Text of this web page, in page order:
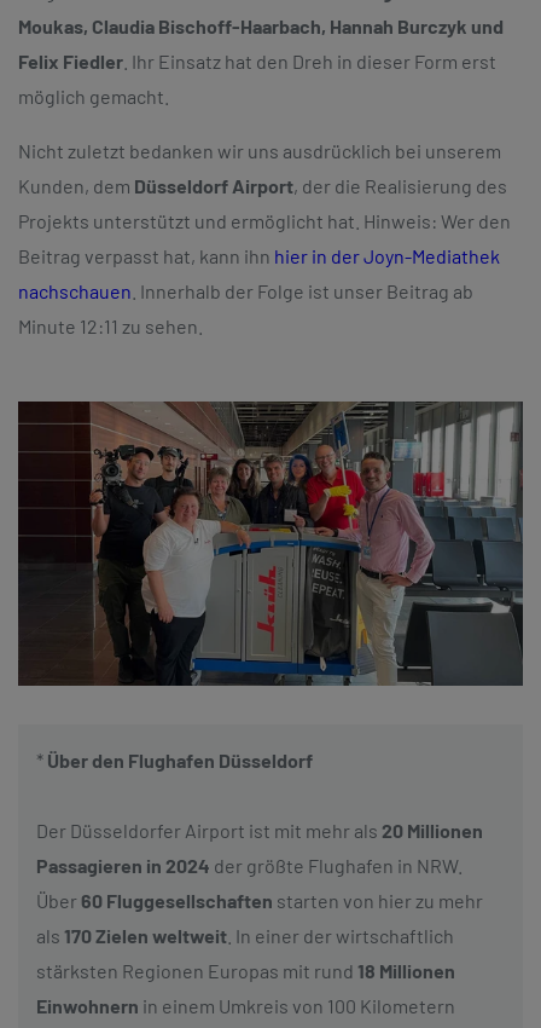
Moukas, Claudia Bischoff-Haarbach, Hannah Burczyk und
Felix Fiedler . Ihr Einsatz hat den Dreh in dieser Form erst
möglich gemacht.
Nicht zuletzt bedanken wir uns ausdrücklich bei unserem
Kunden, dem Düsseldorf Airport, der die Realisierung des
Projekts unterstützt und ermöglicht hat. Hinweis: Wer den
Beitrag verpasst hat, kann ihn hier in der Joyn-Mediathek
nachschauen . Innerhalb der Folge ist unser Beitrag ab
Minute 12:11 zu sehen.
* Über den Flughafen Düsseldorf
Der Düsseldorfer Airport ist mit mehr als 20 Millionen
Passagieren in 2024 der größte Flughafen in NRW.
Über 60 Fluggesellschaften starten von hier zu mehr
als 170 Zielen weltweit . In einer der wirtschaftlich
stärksten Regionen Europas mit rund 18 Millionen
Einwohnern in einem Umkreis von 100 Kilometern